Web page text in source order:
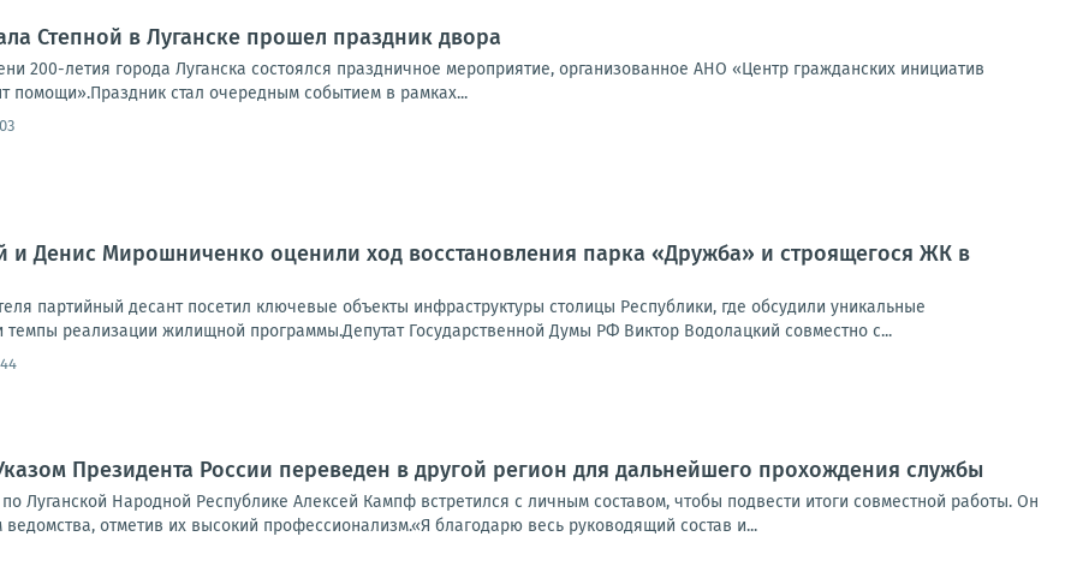
Степной в Луганске прошел праздник двора
200-летия города Луганска состоялся праздничное мероприятие, организованное АНО «Центр гражданских инициатив
помощи».Праздник стал очередным событием в рамках...
и Денис Мирошниченко оценили ход восстановления парка «Дружба» и строящегося ЖК в
партийный десант посетил ключевые объекты инфраструктуры столицы Республики, где обсудили уникальные
реализации жилищной программы.Депутат Государственной Думы РФ Виктор Водолацкий совместно с...
Президента России переведен в другой регион для дальнейшего прохождения службы
Луганской Народной Республике Алексей Кампф встретился с личным составом, чтобы подвести итоги совместной работы. Он
ведомства, отметив их высокий профессионализм.«Я благодарю весь руководящий состав и...